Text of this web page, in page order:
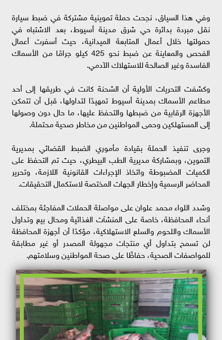
وفي هذا السياق، نجحت حملة تموينية مشتركة في ضبط سيارة
نقل مبردة بدائرة حي شرق مدينة أسيوط، بعد الاشتباه في
حمولتها خلال أعمال المتابعة الميدانية، حيث أسفرت أعمال
الفحص والمعاينة عن ضبط نحو 425 كيلو جرامًا من الأسماك
الفاسدة وغير الصالحة للاستهلاك الآدمي.
وكشفت التحريات الأولية أن الشحنة كانت في طريقها إلى أحد
مطاعم الأسماك بمدينة أسيوط تمهيدًا لتداولها، قبل أن تتمكن
الأجهزة الرقابية من ضبطها والتحفظ عليها، ما حال دون وصولها
إلى المستهلكين وحمى المواطنين من مخاطر صحية محتملة.
وجرى تنفيذ الحملة بقيادة مأموري الضبط القضائي بمديرية
التموين، وبمشاركة مديرية الطب البيطري، حيث تم التحفظ على
الكميات المضبوطة واتخاذ الإجراءات القانونية اللازمة، وتحرير
المحاضر الرسمية وإخطار الجهات المختصة لاستكمال التحقيقات.
وشدد اللواء محمد علوان على مواصلة الحملات المفاجئة بمختلف
أنحاء المحافظة، خاصة على المنشآت الغذائية ومحال بيع وتداول
الأسماك واللحوم والسلع الاستهلاكية، مؤكدًا أن أجهزة المحافظة
لن تسمح بتداول أي منتجات مجهولة المصدر أو غير مطابقة
للمواصفات الصحية، حفاظًا على صحة المواطنين وسلامتهم.